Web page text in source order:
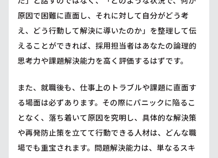
原因で困難に直面し、それに対して自分がどう考
え、どう行動して解決に導いたのか」を整理して伝
えることができれば、採用担当者はあなたの論理的
思考力や課題解決能力を高く評価するはずです。
また、就職後も、仕事上のトラブルや課題に直面す
る場面は必ずあります。その際にパニックに陥るこ
となく、落ち着いて原因を究明し、具体的な解決策
や再発防止策を立てて行動できる人材は、どんな職
場でも重宝されます。問題解決能力は、単なるスキ